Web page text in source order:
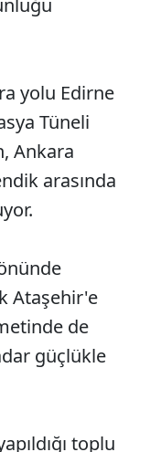
yolu Edirne
Tüneli
Ankara
arasında
Ataşehir'e
de
güçlükle
toplu